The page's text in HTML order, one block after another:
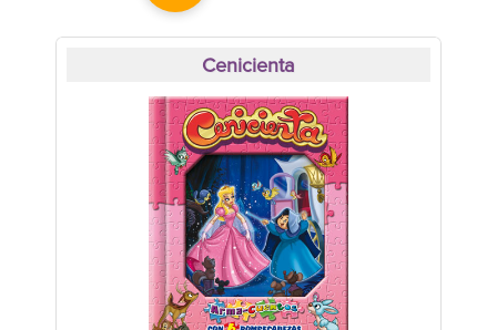
Cenicienta